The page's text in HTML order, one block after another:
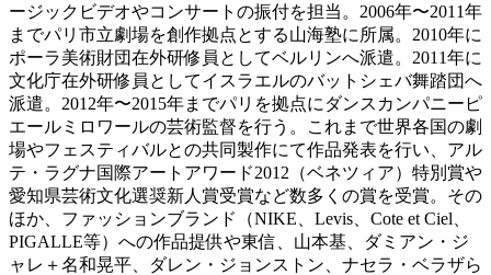
ージックビデオやコンサートの振付を担当。2006年〜2011年
までパリ市立劇場を創作拠点とする山海塾に所属。2010年に
ポーラ美術財団在外研修員としてベルリンへ派遣。2011年に
文化庁在外研修員としてイスラエルのバットシェバ舞踏団へ
派遣。2012年〜2015年までパリを拠点にダンスカンパニーピ
エールミロワールの芸術監督を行う。これまで世界各国の劇
場やフェスティバルとの共同製作にて作品発表を行い、アル
テ・ラグナ国際アートアワード2012（ベネツィア）特別賞や
愛知県芸術文化選奨新人賞受賞など数多くの賞を受賞。その
ほか、ファッションブランド（NIKE、Levis、Cote et Ciel、
PIGALLE等）への作品提供や東信、山本基、ダミアン・ジ
ャレ＋名和晃平、ダレン・ジョンストン、ナセラ・ベラザら